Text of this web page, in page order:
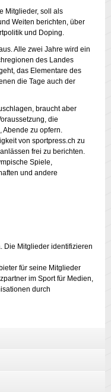
Mitglieder, soll als
Weiten berichten, über
und Doping.
Alle zwei Jahre wird ein
des Landes
das Elementare des
die Tage auch der
braucht aber
die
Abende zu opfern.
von sportpress.ch zu
frei zu berichten.
Spiele,
und andere
Die Mitglieder identifizieren
für seine Mitglieder
im Sport für Medien,
durch